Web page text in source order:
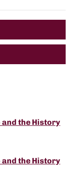
and the History
and the History